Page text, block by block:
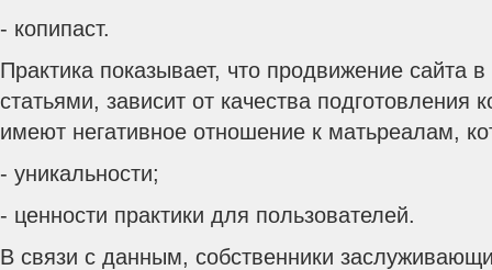
- копипаст.
Практика показывает, что продвижение сайта
статьями, зависит от качества подготовления
имеют негативное отношение к матьреалам,
- уникальности;
- ценности практики для пользователей.
В связи с данным, собственники